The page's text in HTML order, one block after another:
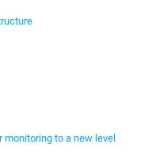
monitoring to a new level